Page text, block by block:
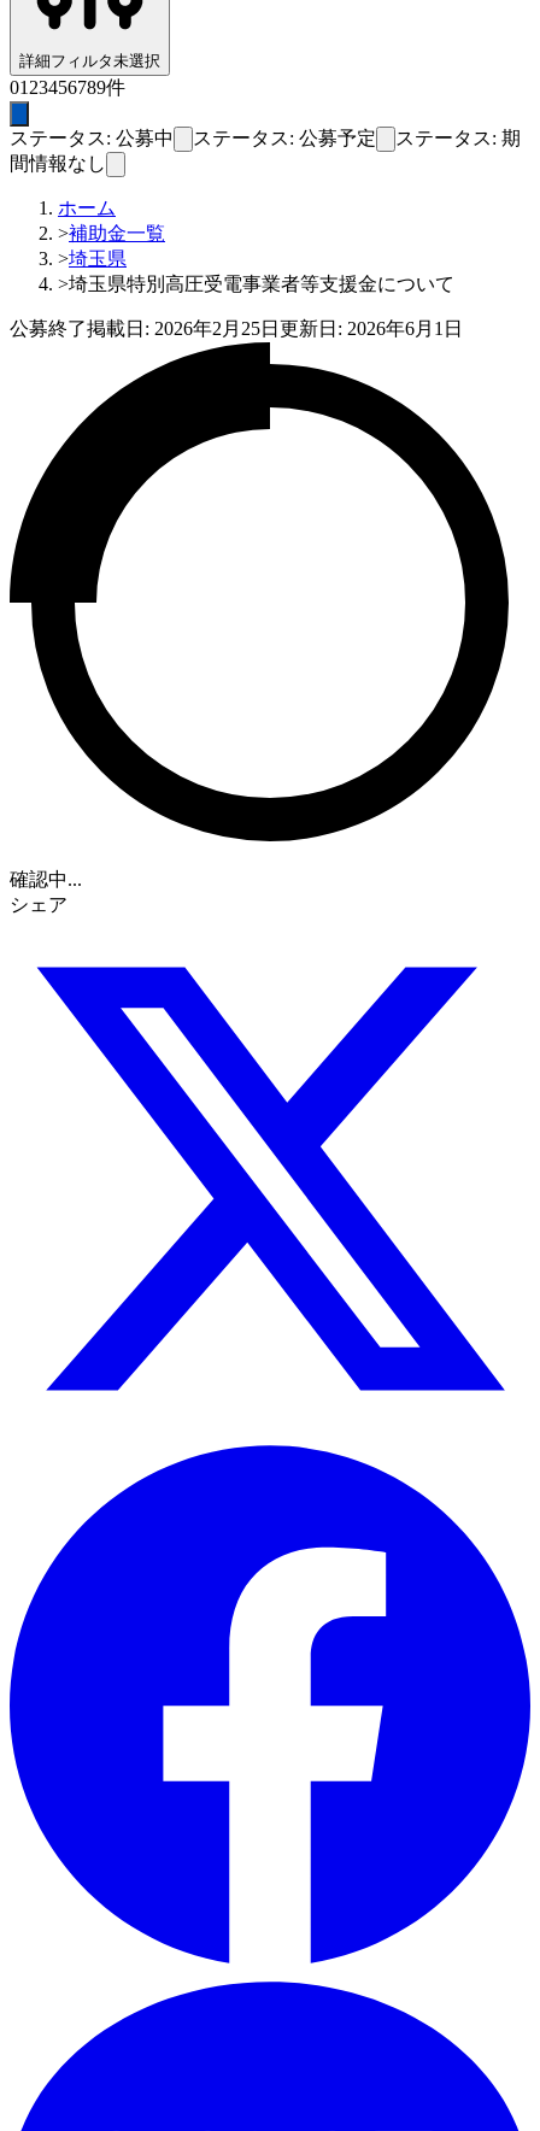
詳細フィルタ未選択
01 23456789件
ステータス: 公募中 ステータス: 公募予定
ステータス: 期
間情報なし
ホーム
>補助金一覧
>埼玉県
>埼玉県特別高圧受電事業者等支援金について
公募終了掲載日: 2026年2月25日 更新日: 2026年6月1日
確認中...
シェア